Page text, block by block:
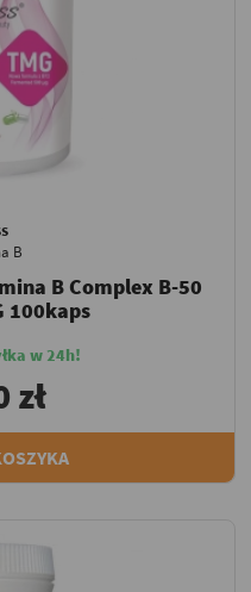
B
B Complex B-50
100kaps
w 24h!
zł